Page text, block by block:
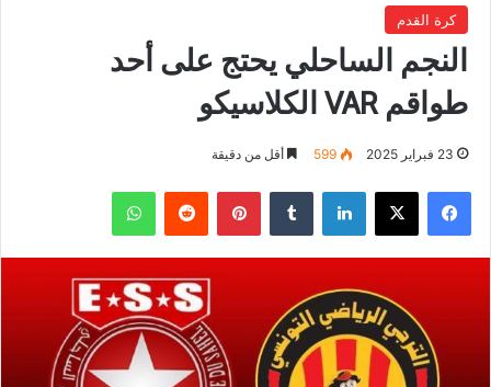
كرة القدم
النجم الساحلي يحتج على أحد
طواقم VAR الكلاسيكو
23 فبراير 2025 599 أقل من دقيقة
فيسبوك ‫X لينكدإن بينتيريست واتساب